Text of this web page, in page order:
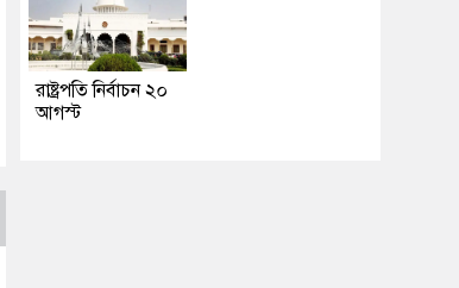
রাষ্ট্রপতি নির্বাচন ২০
আগস্ট